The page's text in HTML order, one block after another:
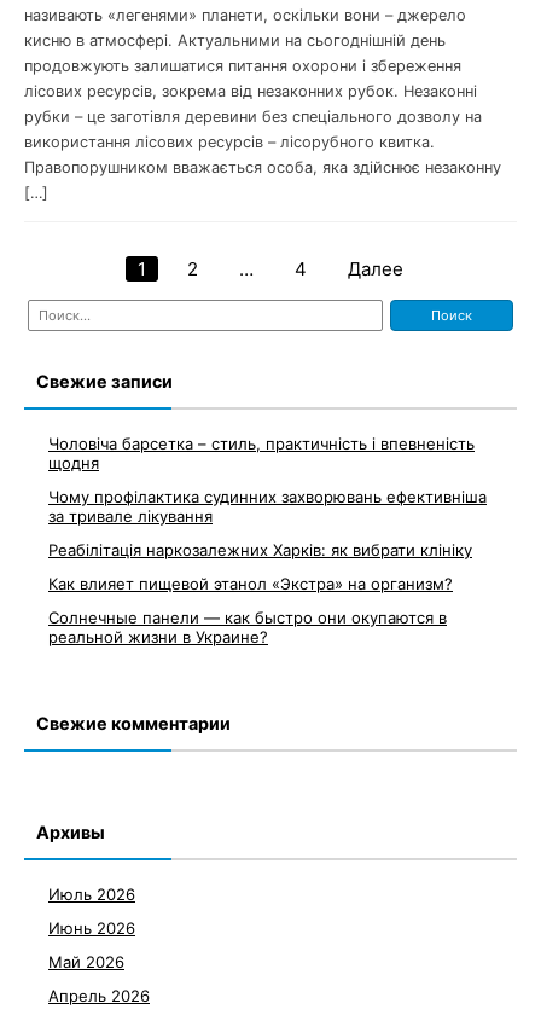
називають «легенями» планети, оскільки вони – джерело
кисню в атмосфері. Актуальними на сьогоднішній день
продовжують залишатися питання охорони і збереження
лісових ресурсів, зокрема від незаконних рубок. Незаконні
рубки – це заготівля деревини без спеціального дозволу на
використання лісових ресурсів – лісорубного квитка.
Правопорушником вважається особа, яка здійснює незаконну
[…]
Навигация
по
1 2 … 4 Далее
Найти:
Свежие записи
Чоловіча барсетка – стиль, практичність і впевненість
щодня
Чому профілактика судинних захворювань ефективніша
за тривале лікування
Реабілітація наркозалежних Харків: як вибрати клініку
Как влияет пищевой этанол «Экстра» на организм?
Солнечные панели — как быстро они окупаются в
реальной жизни в Украине?
Свежие комментарии
Архивы
Июль 2026
Июнь 2026
Май 2026
Апрель 2026